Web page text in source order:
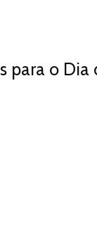
para o Dia